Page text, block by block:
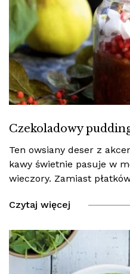
Czekoladowy
Ten owsiany deser z
kawy świetnie pasuje w
wieczory. Zamiast
Czytaj więcej